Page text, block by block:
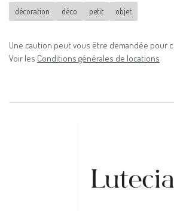
décoration déco petit objet
Une caution peut vous être demandée pour
Voir les Conditions générales de locations